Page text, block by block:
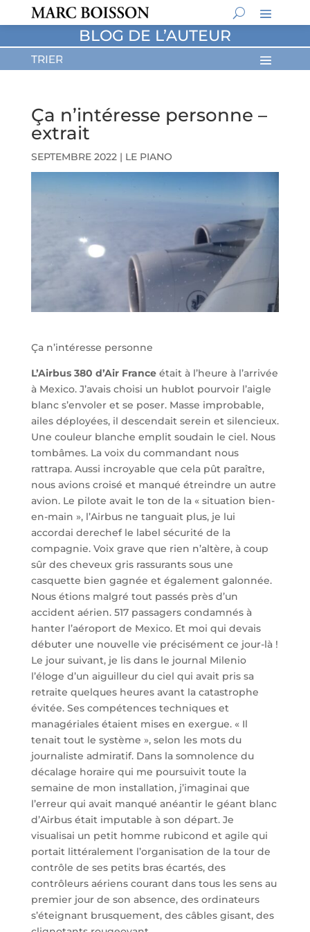
BLOG DE L’AUTEUR
Ça n’intéresse personne –
extrait
SEPTEMBRE 2022| LE PIANO
Ça n’intéresse personne
L’Airbus 380 d’Air Franceétait à l’heure à l’arrivée
à Mexico. J’avais choisi un hublot pourvoir l’aigle
blanc s’envoler et se poser. Masse improbable,
ailes déployées, il descendait serein et silencieux.
Une couleur blanche emplit soudain le ciel. Nous
tombâmes. La voix du commandant nous
rattrapa. Aussi incroyable que cela pût paraître,
nous avions croisé et manqué étreindre un autre
avion. Le pilote avait le ton de la « situation bien-
en-main », l’Airbus ne tanguait plus, je lui
accordai derechef le label sécurité de la
compagnie. Voix grave que rien n’altère, à coup
sûr des cheveux gris rassurants sous une
casquette bien gagnée et également galonnée.
Nous étions malgré tout passés près d’un
accident aérien. 517 passagers condamnés à
hanter l’aéroport de Mexico. Et moi qui devais
débuter une nouvelle vie précisément ce jour-là !
Le jour suivant, je lis dans le journal Milenio
l’éloge d’un aiguilleur du ciel qui avait pris sa
retraite quelques heures avant la catastrophe
évitée. Ses compétences techniques et
managériales étaient mises en exergue. « Il
tenait tout le système », selon les mots du
journaliste admiratif. Dans la somnolence du
décalage horaire qui me poursuivit toute la
semaine de mon installation, j’imaginai que
l’erreur qui avait manqué anéantir le géant blanc
d’Airbus était imputable à son départ. Je
visualisai un petit homme rubicond et agile qui
portait littéralement l’organisation de la tour de
contrôle de ses petits bras écartés, des
contrôleurs aériens courant dans tous les sens au
premier jour de son absence, des ordinateurs
s’éteignant brusquement, des câbles gisant, des